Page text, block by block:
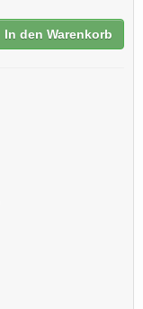
In den Warenkorb